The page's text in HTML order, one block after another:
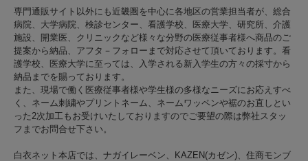
専門通販サイト以外にも近畿圏を中心に各地区の営業担当者が、総合
病院、大学病院、検診センター、看護学校、医療大学、研究所、介護
施設、開業医、クリニックなど様々な分野の医療従事者様へ商品のご
提案から納品、アフタ－フォローまで対応させて頂いております。看
護学校、医療大学に至っては、入学される新入学生の方々の採寸から
納品までを賜っております。
また、現場で働く医療従事者様や学生様の多様なニーズにお応えすべ
く、ネーム刺繍やプリントネーム、ネームワッペンや裾のお直しとい
った2次加工もお受けいたしておりますのでご要望の際は弊社スタッ
フまでお問合せ下さい。
白衣ネット本店では、ナガイレーベン、KAZEN(カゼン)、住商モンブ